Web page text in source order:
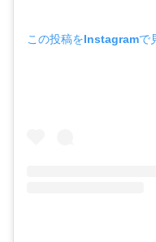
この投稿をInstagramで